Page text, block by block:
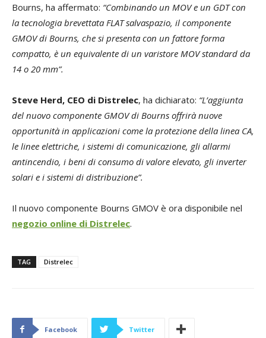
Bourns, ha affermato: “Combinando un MOV e un GDT con
la tecnologia brevettata FLAT salvaspazio, il componente
GMOV di Bourns, che si presenta con un fattore forma
compatto, è un equivalente di un varistore MOV standard da
14 o 20 mm”.
Steve Herd, CEO di Distrelec, ha dichiarato: “L’aggiunta
del nuovo componente GMOV di Bourns offrirà nuove
opportunità in applicazioni come la protezione della linea CA,
le linee elettriche, i sistemi di comunicazione, gli allarmi
antincendio, i beni di consumo di valore elevato, gli inverter
solari e i sistemi di distribuzione”.
Il nuovo componente Bourns GMOV è ora disponibile nel
negozio online di Distrelec.
TAG Distrelec
Facebook Twitter